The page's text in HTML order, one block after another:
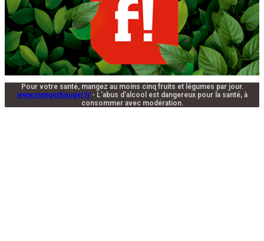
Pour votre santé, mangez au moins cinq fruits et légumes par jour.
www.mangerbouger.fr- L'abus d'alcool est dangereux pour la santé, à
consommer avec modération.